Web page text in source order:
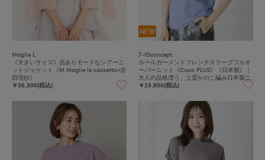
Maglie L
《大きいサイズ》品ありモードなシアーニ
ットジャケット《M Maglie le cassetto×吉
田理紗》
￥36,300(税込)
NEW
7-IDconcept.
ホールガーメントフレンチスリーブプルオ
ーバーニット《Cuoo PLUS》《日本製》｜
大人の品格漂う、上質かのこ編み日本製ニ
ット
￥19,800(税込)